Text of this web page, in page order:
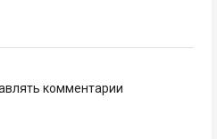
комментарии